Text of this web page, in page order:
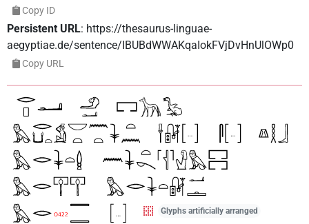
Copy ID
Persistent URL: https://thesaurus-linguae-
aegyptiae.de/sentence/IBUBdWWAKqaIokFVjDvHnUlOWp0
Copy URL
Glyphs artificially arranged